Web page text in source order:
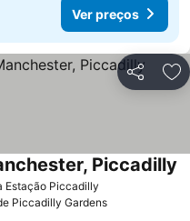
Ver preços
Partilhar
Estação Piccadilly
Piccadilly
Piccadilly Gardens